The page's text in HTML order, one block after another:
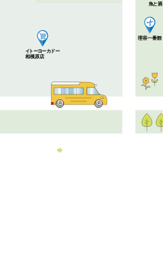
イトーヨーカドー
相模原店
理容一番館
魚と酒